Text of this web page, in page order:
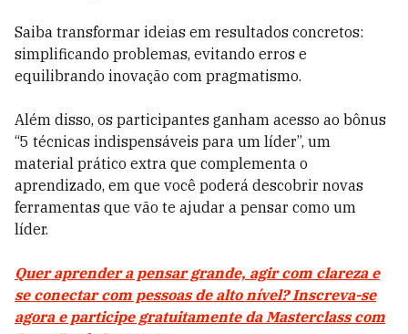
Saiba transformar ideias em resultados concretos:
simplificando problemas, evitando erros e
equilibrando inovação com pragmatismo.
Além disso, os participantes ganham acesso ao bônus
“5 técnicas indispensáveis para um líder”, um
material prático extra que complementa o
aprendizado, em que você poderá descobrir novas
ferramentas que vão te ajudar a pensar como um
líder.
Quer aprender a pensar grande, agir com clareza e
se conectar com pessoas de alto nível? Inscreva-se
agora e participe gratuitamente da Masterclass com